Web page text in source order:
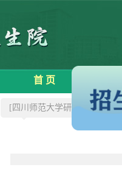
首 页
[四川师范大学研究生院]